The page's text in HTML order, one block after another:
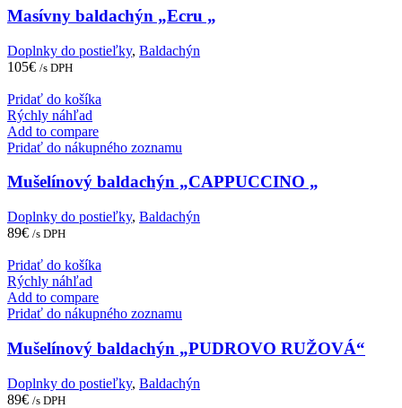
Masívny baldachýn „Ecru „
Doplnky do postieľky, Baldachýn
105€ /s DPH
Pridať do košíka
Rýchly náhľad
Add to compare
Pridať do nákupného zoznamu
Mušelínový baldachýn „CAPPUCCINO „
Doplnky do postieľky, Baldachýn
89€ /s DPH
Pridať do košíka
Rýchly náhľad
Add to compare
Pridať do nákupného zoznamu
Mušelínový baldachýn „PUDROVO RUŽOVÁ“
Doplnky do postieľky, Baldachýn
89€ /s DPH